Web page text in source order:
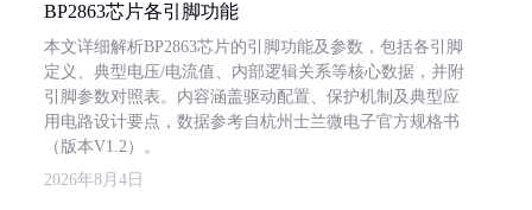
BP2863芯片各引脚功能
本文详细解析BP2863芯片的引脚功能及参数，包括各引脚
定义、典型电压/电流值、内部逻辑关系等核心数据，并附
引脚参数对照表。内容涵盖驱动配置、保护机制及典型应
用电路设计要点，数据参考自杭州士兰微电子官方规格书
（版本V1.2）。
2026年8月4日